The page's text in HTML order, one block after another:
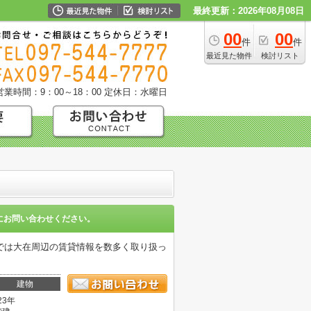
最終更新：2026年08月08日
00件
最近見た物件
00件
検討リスト
業時間：9：00～18：00 定休日：水曜日
問い合わせください。
大在周辺の賃貸情報を数多く取り扱っ
建物
年